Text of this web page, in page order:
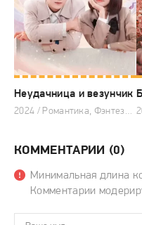
Неудачница и везунчик
2024 / Романтика, Фэнтези, Китайские дорамы
КОММЕНТАРИИ (0)
Минимальная длина
Комментарии